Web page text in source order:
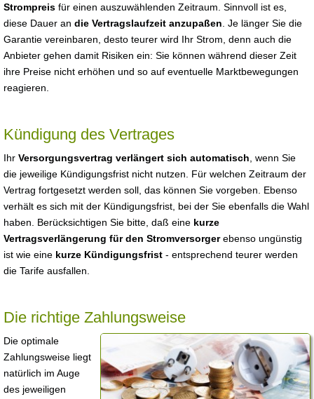
Strompreis für einen auszuwählenden Zeitraum. Sinnvoll ist es,
diese Dauer an die Vertragslaufzeit anzupaßen . Je länger Sie die
Garantie vereinbaren, desto teurer wird Ihr Strom, denn auch die
Anbieter gehen damit Risiken ein: Sie können während dieser Zeit
ihre Preise nicht erhöhen und so auf eventuelle Marktbewegungen
reagieren.
Kündigung des Vertrages
Ihr Versorgungsvertrag verlängert sich automatisch , wenn Sie
die jeweilige Kündigungsfrist nicht nutzen. Für welchen Zeitraum der
Vertrag fortgesetzt werden soll, das können Sie vorgeben. Ebenso
verhält es sich mit der Kündigungsfrist, bei der Sie ebenfalls die Wahl
haben. Berücksichtigen Sie bitte, daß eine kurze
Vertragsverlängerung für den Stromversorgerebenso ungünstig
ist wie eine kurze Kündigungsfrist - entsprechend teurer werden
die Tarife ausfallen.
Die richtige Zahlungsweise
Die optimale
Zahlungsweise liegt
natürlich im Auge
des jeweiligen